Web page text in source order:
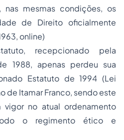
mesmas condições, os
de Direito oficialmente
online)
recepcionado pela
1988, apenas perdeu sua
Estatuto de 1994 (Lei
de Itamar Franco, sendo este
no atual ordenamento
o regimento ético e